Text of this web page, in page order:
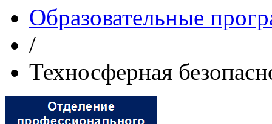
Образовательные
/
Техносферная